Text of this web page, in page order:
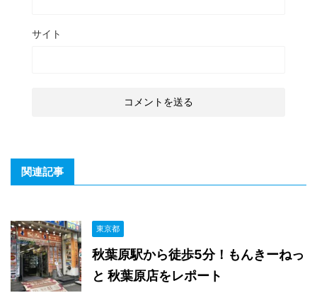
サイト
関連記事
東京都
秋葉原駅から徒歩5分！もんきーねっ
と 秋葉原店をレポート